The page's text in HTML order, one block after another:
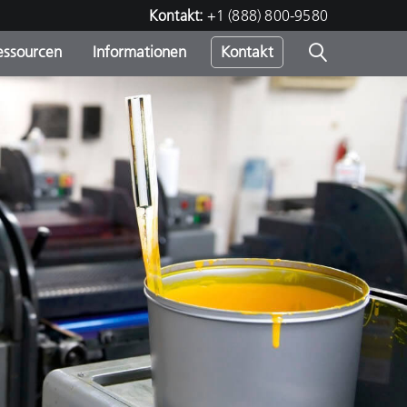
Kontakt: +1 (888) 800-9580
Informationen Kontakt